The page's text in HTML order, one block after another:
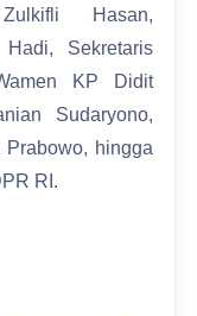
Hasan,
Hadi, Sekretaris
KP Didit
Sudaryono,
hingga
RI.